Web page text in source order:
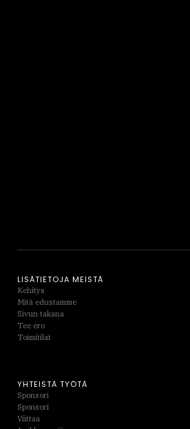
LISÄTIETOJA MEISTÄ
Kehitys
Mitä edustamme
Sivun takana
Tee ero
Toimitilat
YHTEISTÄ TYÖTÄ
Sponsori
Sponsori
Viittaa